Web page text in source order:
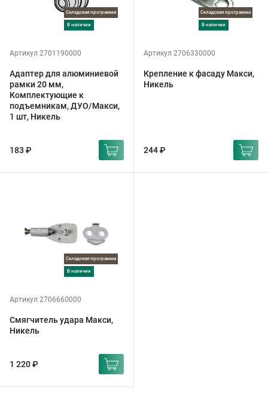
Складская программа
в наличии
Артикул 2701190000
Адаптер для алюминиевой
рамки 20 мм,
Комплектующие к
подъемникам, ДУО/Макси,
1 шт, Никель
183 ₽
Складская программа
в наличии
Артикул 2706330000
Крепление к фасаду Макси,
Никель
244 ₽
Складская программа
в наличии
Артикул 2706660000
Смягчитель удара Макси,
Никель
1 220 ₽